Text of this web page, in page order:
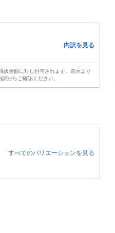
内訳を見る
抜金額に対し付与されます。表示より
からご確認ください。
すべてのバリエーションを見る